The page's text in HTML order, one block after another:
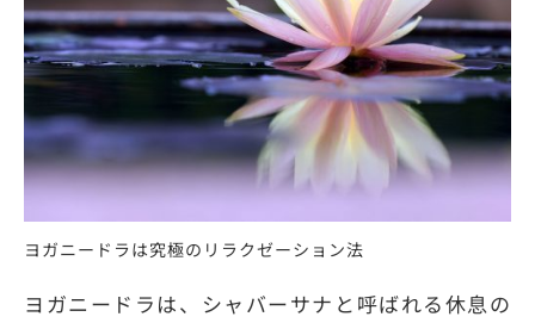
ヨガニードラは究極のリラクゼーション法
ヨガニードラは、シャバーサナと呼ばれる休息の